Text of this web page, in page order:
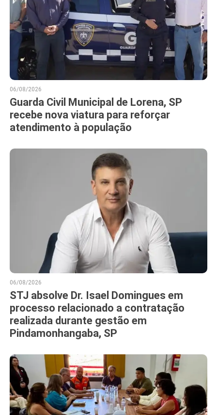
06/08/2026
Guarda Civil Municipal de Lorena, SP
recebe nova viatura para reforçar
atendimento à população
06/08/2026
STJ absolve Dr. Isael Domingues em
processo relacionado a contratação
realizada durante gestão em
Pindamonhangaba, SP